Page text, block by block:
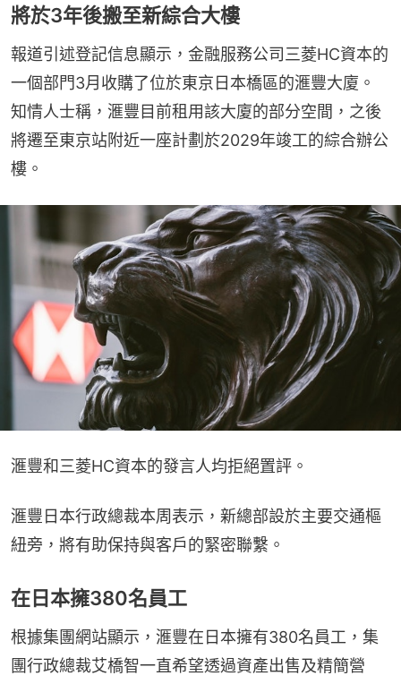
將於3年後搬至新綜合大樓
報道引述登記信息顯示，金融服務公司三菱HC資本的
一個部門3月收購了位於東京日本橋區的滙豐大廈。
知情人士稱，滙豐目前租用該大廈的部分空間，之後
將遷至東京站附近一座計劃於2029年竣工的綜合辦公
樓。
滙豐和三菱HC資本的發言人均拒絕置評。
滙豐日本行政總裁本周表示，新總部設於主要交通樞
紐旁，將有助保持與客戶的緊密聯繫。
在日本擁380名員工
根據集團網站顯示，滙豐在日本擁有380名員工，集
團行政總裁艾橋智一直希望透過資產出售及精簡營